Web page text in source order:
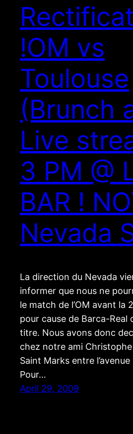
!OM vs
Toulouse
(Brunch
Live
3 PM @
BAR !
Nevada
La direction du Nevada
informer que nous ne
le match de l’OM avant la
pour cause de Barca-Real
titre. Nous avons donc
chez notre ami Christophe
Saint Marks entre
Pour…
April 29, 2009